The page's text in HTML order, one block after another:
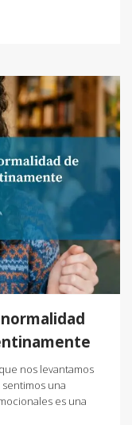
nos levantamos
una
es una